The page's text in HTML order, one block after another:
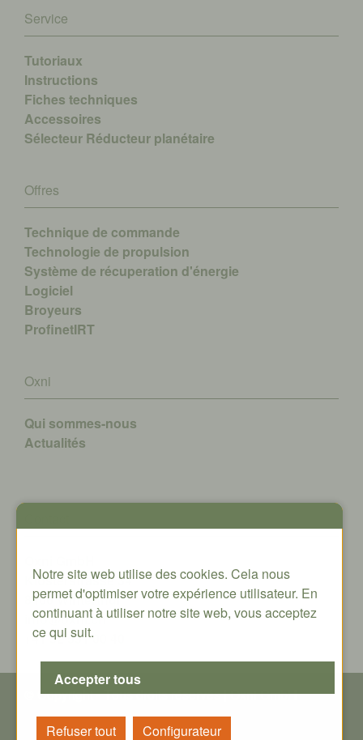
Service
Tutoriaux
Instructions
Fiches techniques
Accessoires
Sélecteur Réducteur planétaire
Offres
Technique de commande
Technologie de propulsion
Système de récuperation d'énergie
Logiciel
Broyeurs
ProfinetIRT
Oxni
Qui sommes-nous
Actualités
Klosterstrasse 34
8406 Winterthur
info@oxni.ch
+41 52 551 00 40
© Copyright - Tous droits réservés| Oxni GmbH
Notre site web utilise des cookies. Cela nous
permet d'optimiser votre expérience utilisateur. En
continuant à utiliser notre site web, vous acceptez
ce qui suit.